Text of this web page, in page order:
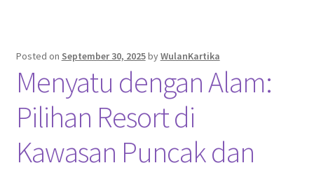
Posted on September 30, 2025byWulanKartika
Menyatu dengan Alam:
Pilihan Resort di
Kawasan Puncak dan